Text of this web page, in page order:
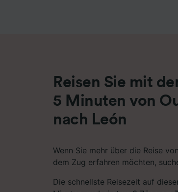
Reisen Sie mit
5 Minuten von
nach León
Wenn Sie mehr über die Reise
dem Zug erfahren möchten,
Die schnellste Reisezeit auf